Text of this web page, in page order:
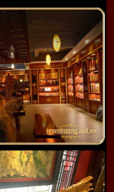
vậy, nhiều nhà nhiều cây
lựa chọn nhang trầm
thủy vừa sạch không
phong thủy, tâm linh
đất trời, dương khí mạnh,
hương thơm xua tà khí,
thủy trầm hương tô luyện
vì vậy nụ hương trầm
đầy quyền năng, xua
có trầm có vượng khí.Nụ
trên thác khói, tiểu cảnh,
phong thủy chiêu tài dẫn